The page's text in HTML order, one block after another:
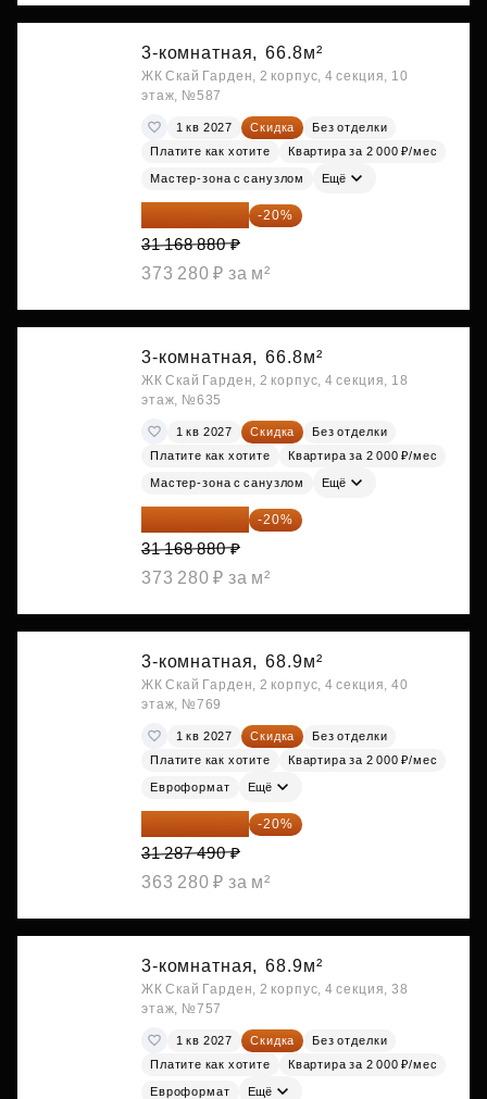
3-комнатная, 66.8м²
ЖК Скай Гарден, 2 корпус, 4 секция, 10
этаж, №587
1 кв 2027 Скидка
Без отделки
Платите как хотите
Квартира за 2 000 ₽/мес
Мастер-зона с санузлом Ещё
24 935 104 ₽ -20%
31 168 880 ₽
373 280 ₽ за м²
3-комнатная, 66.8м²
ЖК Скай Гарден, 2 корпус, 4 секция, 18
этаж, №635
1 кв 2027 Скидка
Без отделки
Платите как хотите
Квартира за 2 000 ₽/мес
Мастер-зона с санузлом Ещё
24 935 104 ₽ -20%
31 168 880 ₽
373 280 ₽ за м²
3-комнатная, 68.9м²
ЖК Скай Гарден, 2 корпус, 4 секция, 40
этаж, №769
1 кв 2027 Скидка
Без отделки
Платите как хотите
Квартира за 2 000 ₽/мес
Евроформат Ещё
25 029 992 ₽ -20%
31 287 490 ₽
363 280 ₽ за м²
3-комнатная, 68.9м²
ЖК Скай Гарден, 2 корпус, 4 секция, 38
этаж, №757
1 кв 2027 Скидка
Без отделки
Платите как хотите
Квартира за 2 000 ₽/мес
Евроформат Ещё